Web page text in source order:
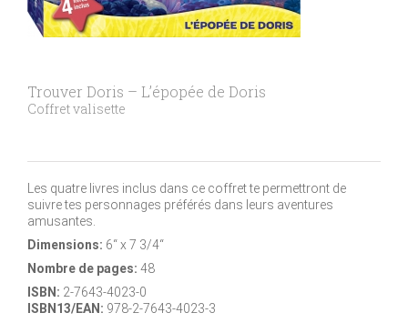
Trouver Doris – L’épopée de Doris
Coffret valisette
Les quatre livres inclus dans ce coffret te permettront de
suivre tes personnages préférés dans leurs aventures
amusantes.
Dimensions: 6“ x 7 3/4“
Nombre de pages: 48
ISBN: 2-7643-4023-0
ISBN13/EAN: 978-2-7643-4023-3